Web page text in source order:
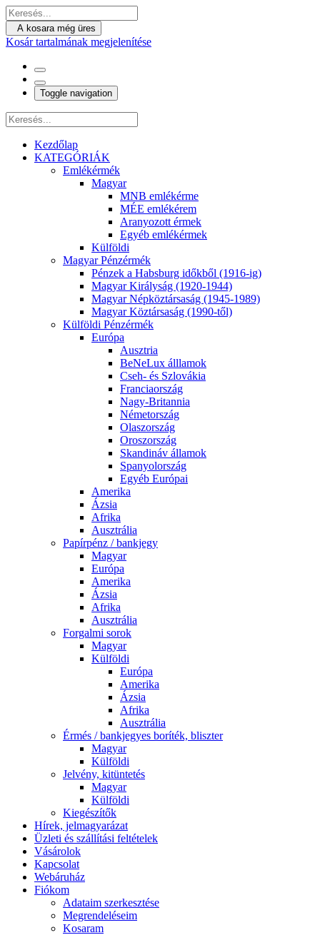
A kosara még üres
Kosár tartalmának megjelenítése
Toggle navigation
Kezdőlap
KATEGÓRIÁK
Emlékérmék
Magyar
MNB emlékérme
MÉE emlékérem
Aranyozott érmek
Egyéb emlékérmek
Külföldi
Magyar Pénzérmék
Pénzek a Habsburg időkből (1916-ig)
Magyar Királyság (1920-1944)
Magyar Népköztársaság (1945-1989)
Magyar Köztársaság (1990-től)
Külföldi Pénzérmék
Európa
Ausztria
BeNeLux álllamok
Cseh- és Szlovákia
Franciaország
Nagy-Britannia
Németország
Olaszország
Oroszország
Skandináv államok
Spanyolország
Egyéb Európai
Amerika
Ázsia
Afrika
Ausztrália
Papírpénz / bankjegy
Magyar
Európa
Amerika
Ázsia
Afrika
Ausztrália
Forgalmi sorok
Magyar
Külföldi
Európa
Amerika
Ázsia
Afrika
Ausztrália
Érmés / bankjegyes boríték, bliszter
Magyar
Külföldi
Jelvény, kitüntetés
Magyar
Külföldi
Kiegészítők
Hírek, jelmagyarázat
Üzleti és szállítási feltételek
Vásárolok
Kapcsolat
Webáruház
Fiókom
Adataim szerkesztése
Megrendeléseim
Kosaram